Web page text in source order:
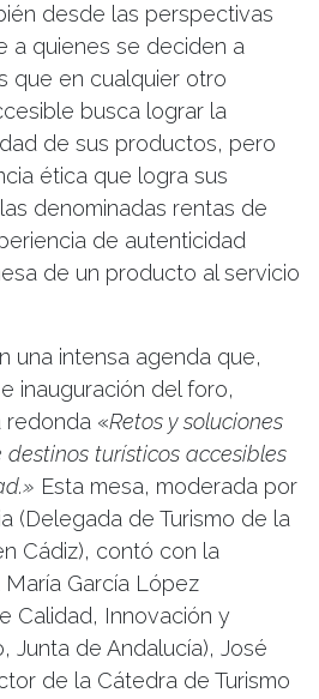
desde las perspectivas
a quienes se deciden a
que en cualquier otro
busca lograr la
de sus productos, pero
ética que logra sus
denominadas rentas de
de autenticidad
de un producto al servicio
una intensa agenda que,
inauguración del foro,
redonda «Retos y soluciones
turísticos accesibles
Esta mesa, moderada por
(Delegada de Turismo de la
Cádiz), contó con la
García López
Calidad, Innovación y
Junta de Andalucía), José
de la Cátedra de Turismo